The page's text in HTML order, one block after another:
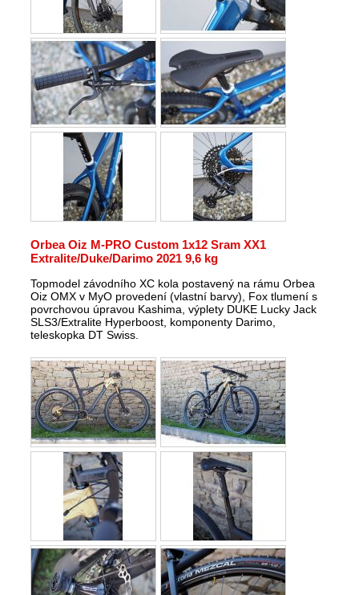
Orbea Oiz M-PRO Custom 1x12 Sram XX1
Extralite/Duke/Darimo 2021 9,6 kg
Topmodel závodního XC kola postavený na rámu Orbea
Oiz OMX v MyO provedení (vlastní barvy), Fox tlumení s
povrchovou úpravou Kashima, výplety DUKE Lucky Jack
SLS3/Extralite Hyperboost, komponenty Darimo,
teleskopka DT Swiss.